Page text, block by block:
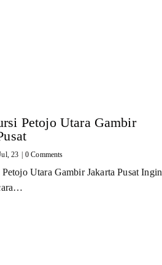
Petojo Utara Gambir
23 0 Comments
Utara Gambir Jakarta Pusat Ingin